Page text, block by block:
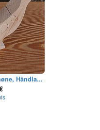
Håndla...